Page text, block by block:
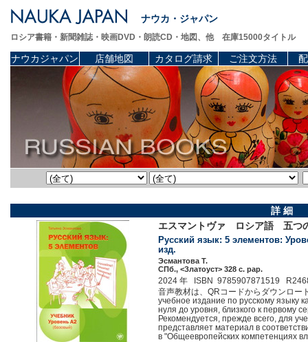
ナウカ・ジャパン
ロシア書籍・新聞雑誌・映画DVD・朗読CD・地図、他 在庫15000タイトル
ナウカジャパン 店舗地図 カタログ請求 ご注文方法
詳 細
エスマントヴァ ロシア語 五つ
Русский язык: 5 элементов:
изд.
Эсмантова Т.
СПб., <Златоуст> 328 c. pap.
2024 年 ISBN 9785907871519
音声教材は、QRコードからダウンロ
учебное издание по русскому языку
нуля до уровня, близкого к первому
Рекомендуется, прежде всего, для
представляет материал в
в "Общеевропейских компетенциях